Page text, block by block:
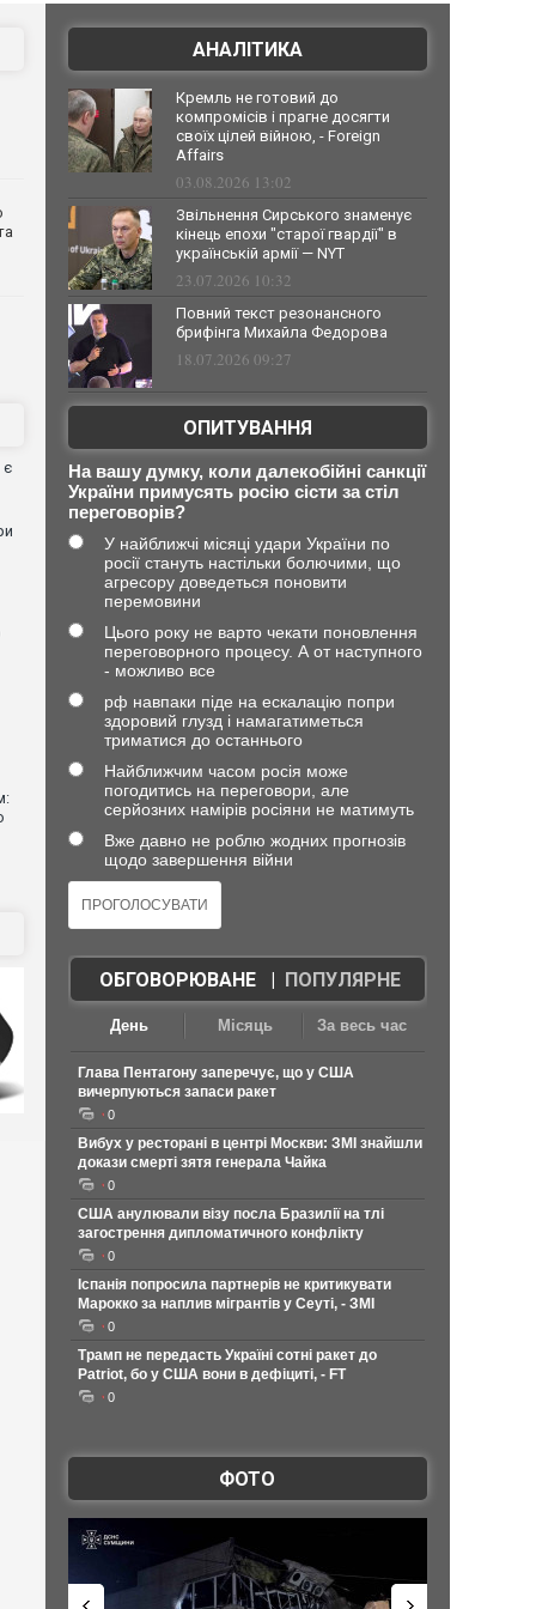
є
АНАЛІТИКА
Кремль не готовий до
компромісів і прагне досягти
своїх цілей війною, - Foreign
Affairs
03.08.2026 13:02
Звільнення Сирського знаменує
кінець епохи "старої гвардії" в
українській армії — NYT
23.07.2026 10:32
Повний текст резонансного
брифінга Михайла Федорова
18.07.2026 09:27
ОПИТУВАННЯ
На вашу думку, коли далекобійні санкції
України примусять росію сісти за стіл
переговорів?
У найближчі місяці удари України по
росії стануть настільки болючими, що
агресору доведеться поновити
перемовини
Цього року не варто чекати поновлення
переговорного процесу. А от наступного
- можливо все
рф навпаки піде на ескалацію попри
здоровий глузд і намагатиметься
триматися до останнього
Найближчим часом росія може
погодитись на переговори, але
серйозних намірів росіяни не матимуть
Вже давно не роблю жодних прогнозів
щодо завершення війни
ОБГОВОРЮВАНЕ| ПОПУЛЯРНЕ
День Місяць За весь час
Глава Пентагону заперечує, що у США
вичерпуються запаси ракет
0
Вибух у ресторані в центрі Москви: ЗМІ знайшли
докази смерті зятя генерала Чайка
0
США анулювали візу посла Бразилії на тлі
загострення дипломатичного конфлікту
0
Іспанія попросила партнерів не критикувати
Марокко за наплив мігрантів у Сеуті, - ЗМІ
0
Трамп не передасть Україні сотні ракет до
Patriot, бо у США вони в дефіциті, - FT
0
ФОТО